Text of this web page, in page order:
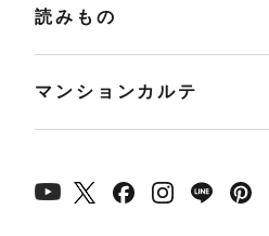
読みもの
マンションカルテ